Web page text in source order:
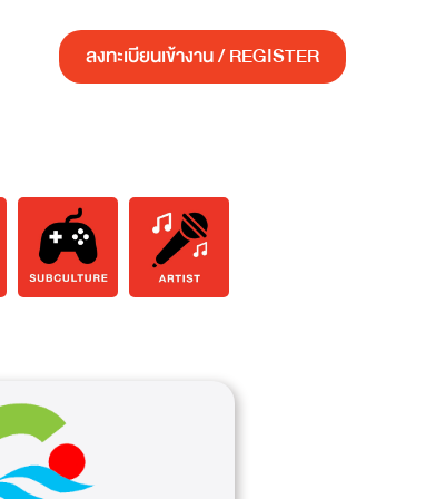
ลงทะเบียนเข้างาน / REGISTER